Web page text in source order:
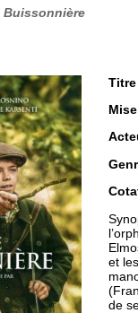
Buissonnière
et
de